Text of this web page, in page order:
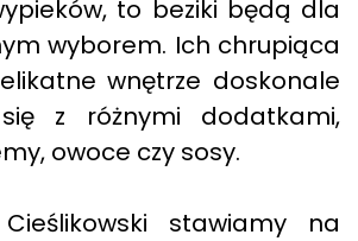
to beziki będą dla
wyborem. Ich chrupiąca
wnętrze doskonale
z różnymi dodatkami,
owoce czy sosy.
stawiamy na